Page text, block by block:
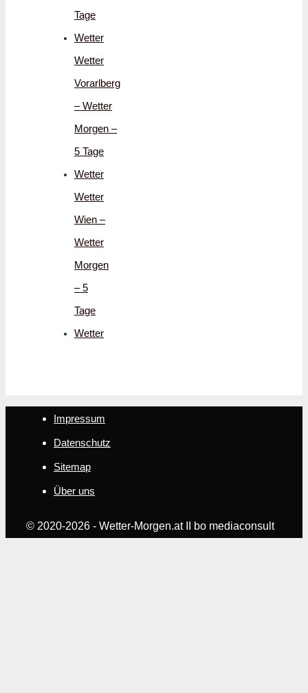
Tage
Wetter
Wetter
Vorarlberg
– Wetter
Morgen –
5 Tage
Wetter
Wetter
Wien –
Wetter
Morgen
– 5
Tage
Wetter
Impressum
Datenschutz
Sitemap
Über uns
© 2020-2026 - Wetter-Morgen.at II bo mediaconsult